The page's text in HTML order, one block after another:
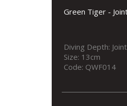
Green Tiger -
Diving Depth:
Size: 13cm
Code: QWF014